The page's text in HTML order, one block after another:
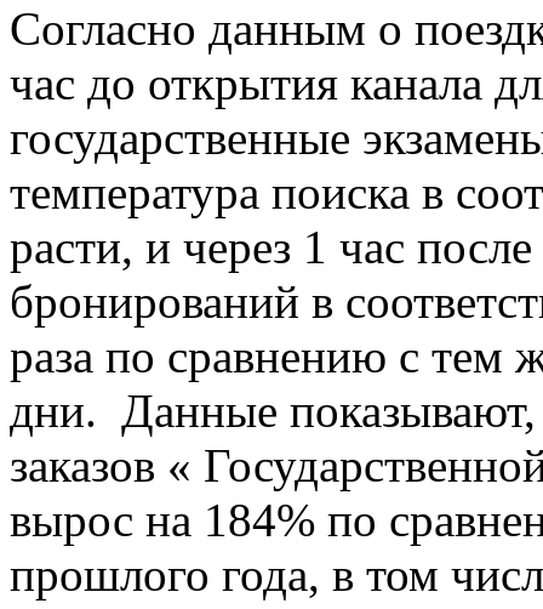
Согласно данным о
час до открытия канала
государственные
температура поиска в
расти, и через 1 час
бронирований в
раза по сравнению с тем
дни. Данные
заказов «
вырос на 184% по
прошлого года, в том